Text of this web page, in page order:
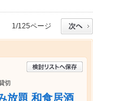
1/125ページ
切
放題 和食居酒